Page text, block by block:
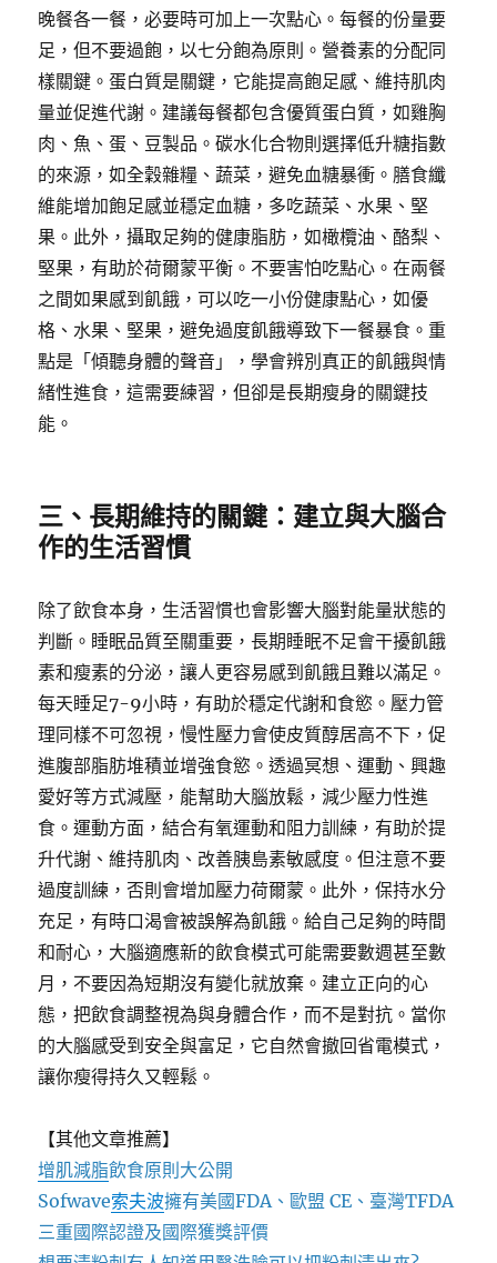
晚餐各一餐，必要時可加上一次點心。每餐的份量要
足，但不要過飽，以七分飽為原則。營養素的分配同
樣關鍵。蛋白質是關鍵，它能提高飽足感、維持肌肉
量並促進代謝。建議每餐都包含優質蛋白質，如雞胸
肉、魚、蛋、豆製品。碳水化合物則選擇低升糖指數
的來源，如全穀雜糧、蔬菜，避免血糖暴衝。膳食纖
維能增加飽足感並穩定血糖，多吃蔬菜、水果、堅
果。此外，攝取足夠的健康脂肪，如橄欖油、酪梨、
堅果，有助於荷爾蒙平衡。不要害怕吃點心。在兩餐
之間如果感到飢餓，可以吃一小份健康點心，如優
格、水果、堅果，避免過度飢餓導致下一餐暴食。重
點是「傾聽身體的聲音」，學會辨別真正的飢餓與情
緒性進食，這需要練習，但卻是長期瘦身的關鍵技
能。
三、長期維持的關鍵：建立與大腦合
作的生活習慣
除了飲食本身，生活習慣也會影響大腦對能量狀態的
判斷。睡眠品質至關重要，長期睡眠不足會干擾飢餓
素和瘦素的分泌，讓人更容易感到飢餓且難以滿足。
每天睡足7-9小時，有助於穩定代謝和食慾。壓力管
理同樣不可忽視，慢性壓力會使皮質醇居高不下，促
進腹部脂肪堆積並增強食慾。透過冥想、運動、興趣
愛好等方式減壓，能幫助大腦放鬆，減少壓力性進
食。運動方面，結合有氧運動和阻力訓練，有助於提
升代謝、維持肌肉、改善胰島素敏感度。但注意不要
過度訓練，否則會增加壓力荷爾蒙。此外，保持水分
充足，有時口渴會被誤解為飢餓。給自己足夠的時間
和耐心，大腦適應新的飲食模式可能需要數週甚至數
月，不要因為短期沒有變化就放棄。建立正向的心
態，把飲食調整視為與身體合作，而不是對抗。當你
的大腦感受到安全與富足，它自然會撤回省電模式，
讓你瘦得持久又輕鬆。
【其他文章推薦】
增肌減脂飲食原則大公開
Sofwave索夫波擁有美國FDA、歐盟 CE、臺灣TFDA
三重國際認證及國際獲獎評價